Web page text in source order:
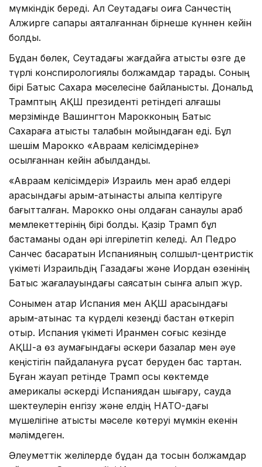
мүмкіндік береді. Ал Сеутадағы оқиға Санчестің
Алжирге сапары аяқталғаннан бірнеше күннен кейін
болды.
Бұдан бөлек, Сеутадағы жағдайға қатысты өзге де
түрлі конспирологиялық болжамдар тарады. Соның
бірі Батыс Сахара мәселесіне байланысты. Дональд
Трамптың АҚШ президенті ретіндегі алғашқы
мерзімінде Вашингтон Марокконың Батыс
Сахараға қатысты талабын мойындаған еді. Бұл
шешім Марокко «Авраам келісімдеріне»
қосылғаннан кейін қабылданды.
«Авраам келісімдері» Израиль мен араб елдері
арасындағы қарым-қатынасты қалыпқа келтіруге
бағытталған. Марокко оны қолдаған санаулы араб
мемлекеттерінің бірі болды. Қазір Трамп бұл
бастаманы одан әрі ілгерілетіп келеді. Ал Педро
Санчес басқаратын Испанияның солшыл-центристік
үкіметі Израильдің Газадағы және Иордан өзенінің
Батыс жағалауындағы саясатын сынға алып жүр.
Сонымен қатар Испания мен АҚШ арасындағы
қарым-қатынас та күрделі кезеңді бастан өткеріп
отыр. Испания үкіметі Иранмен соғыс кезінде
АҚШ-қа өз аумағындағы әскери базалар мен әуе
кеңістігін пайдалануға рұқсат беруден бас тартқан.
Бұған жауап ретінде Трамп осы көктемде
америкалық әскерді Испаниядан шығару, сауда
шектеулерін енгізу және елдің НАТО-дағы
мүшелігіне қатысты мәселе көтеруі мүмкін екенін
мәлімдеген.
Әлеуметтік желілерде бұдан да тосын болжамдар